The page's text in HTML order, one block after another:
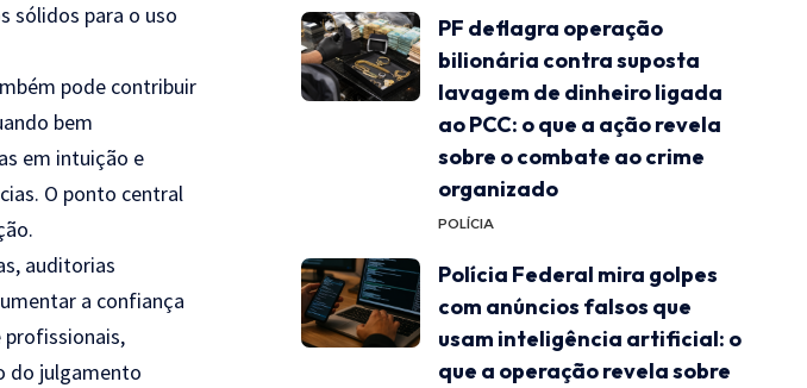
sólidos para o uso
pode contribuir
bem
em intuição e
O ponto central
auditorias
a confiança
profissionais,
do julgamento
PF deflagra operação
bilionária contra suposta
lavagem de dinheiro ligada
ao PCC: o que a ação revela
sobre o combate ao crime
organizado
POLÍCIA
Polícia Federal mira golpes
com anúncios falsos que
usam inteligência artificial: o
que a operação revela sobre